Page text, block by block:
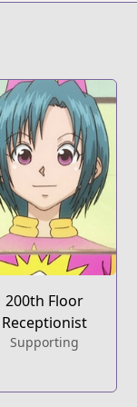
200th Floor
Receptionist
Supporting